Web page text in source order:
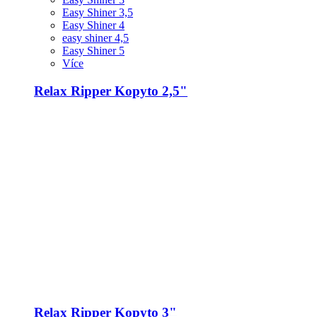
Easy Shiner 3,5
Easy Shiner 4
easy shiner 4,5
Easy Shiner 5
Více
Relax Ripper Kopyto 2,5"
Relax Ripper Kopyto 3"